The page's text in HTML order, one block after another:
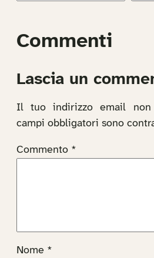
Commenti
Lascia un
Il tuo indirizzo email non
campi obbligatori sono
Commento *
Nome *